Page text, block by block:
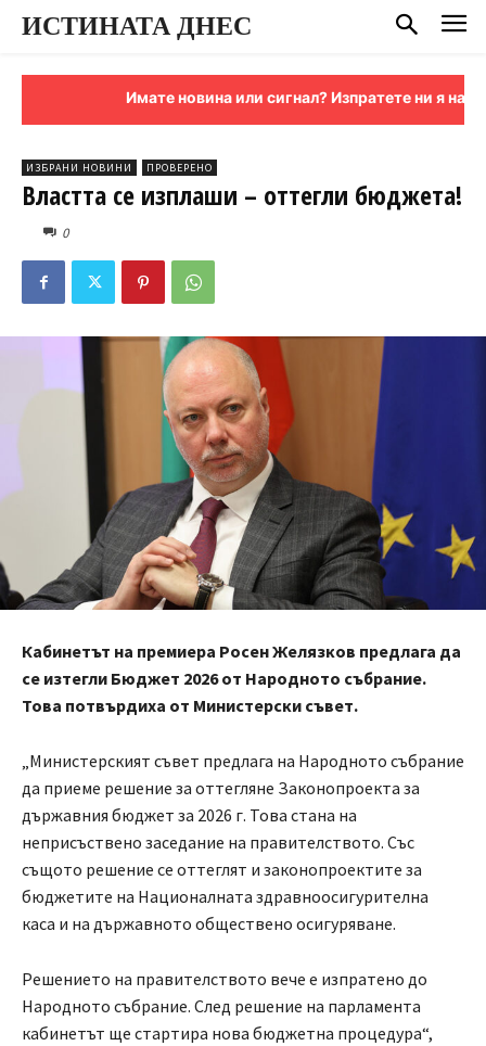
ИСТИНАТА ДНЕС
Имате новина или сигнал? Изпратете ни я на
ИЗБРАНИ НОВИНИ ПРОВЕРЕНО
Властта се изплаши – оттегли бюджета!
0
Кабинетът на премиера Росен Желязков предлага да
се изтегли Бюджет 2026 от Народното събрание.
Това потвърдиха от Министерски съвет.
„Министерският съвет предлага на Народното събрание
да приеме решение за оттегляне Законопроекта за
държавния бюджет за 2026 г. Това стана на
неприсъствено заседание на правителството. Със
същото решение се оттеглят и законопроектите за
бюджетите на Националната здравноосигурителна
каса и на държавното обществено осигуряване.
Решението на правителството вече е изпратено до
Народното събрание. След решение на парламента
кабинетът ще стартира нова бюджетна процедура“,